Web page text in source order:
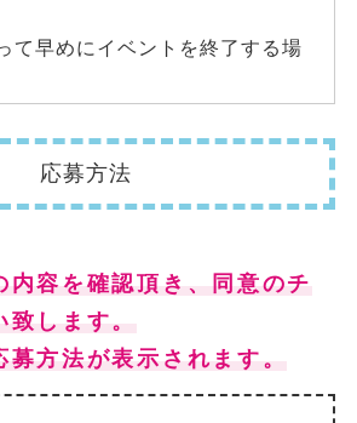
て早めにイベントを終了する場
応募方法
内容を確認頂き、同意のチ
致します。
募方法が表示されます。